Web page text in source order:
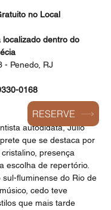
no Local
localizado dentro do
- Penedo, RJ
0168
autodidata, Julio
que se destaca por
presença
escolha de repertório.
sul-fluminense do Rio de
cedo teve
que mais tarde
RESERVE